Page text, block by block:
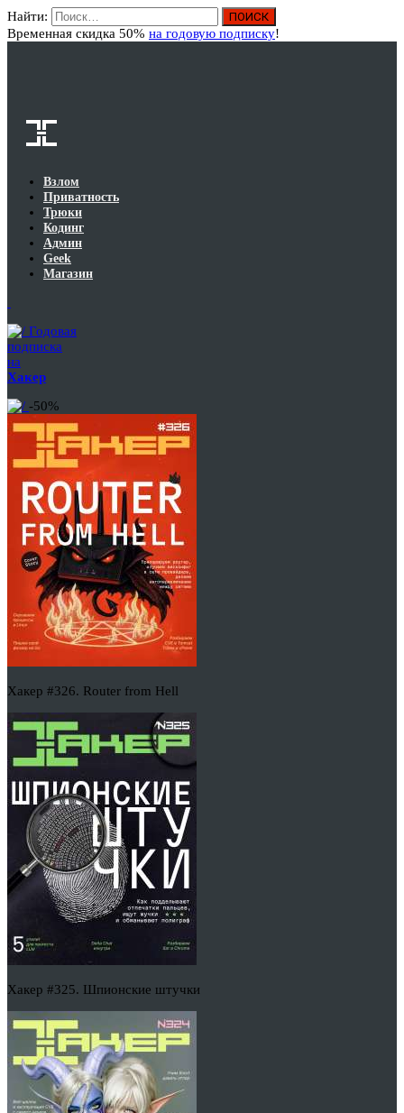
Найти:
Временная скидка 50% на годовую подписку!
Взлом
Приватность
Трюки
Кодинг
Админ
Geek
Магазин
Годовая
подписка
на
Хакер
-50%
Хакер #326. Router from Hell
Хакер #325. Шпионские штучки